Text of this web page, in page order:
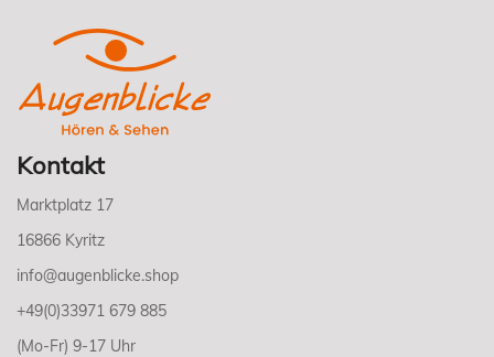
Kontakt
Marktplatz 17
16866 Kyritz
info@augenblicke.shop
+49(0)33971 679 885
(Mo-Fr) 9-17 Uhr